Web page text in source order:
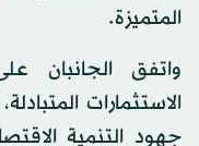
المتميزة.
واتفق الجانبان
الاستثمارات
جهود التنمية